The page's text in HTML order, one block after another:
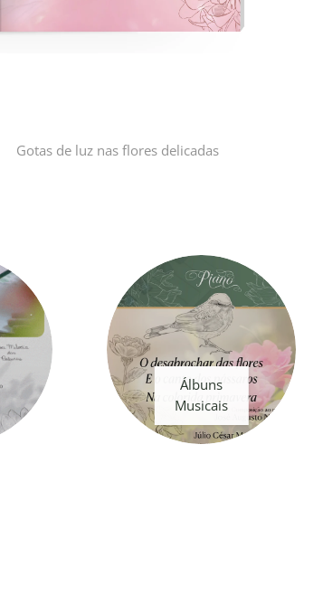
Gotas de luz nas flores delicadas
Álbuns
Musicais